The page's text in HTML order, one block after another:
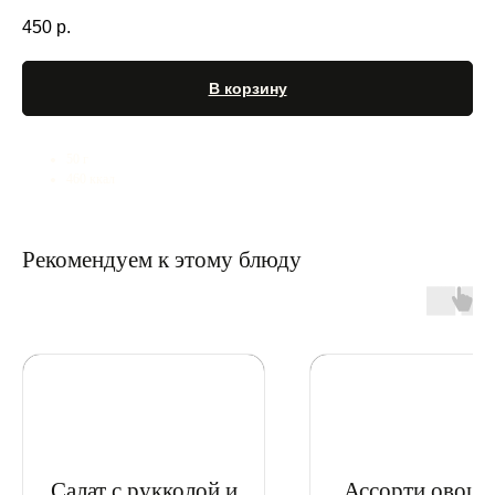
450 р.
В корзину
Рекомендуем к этому блюду